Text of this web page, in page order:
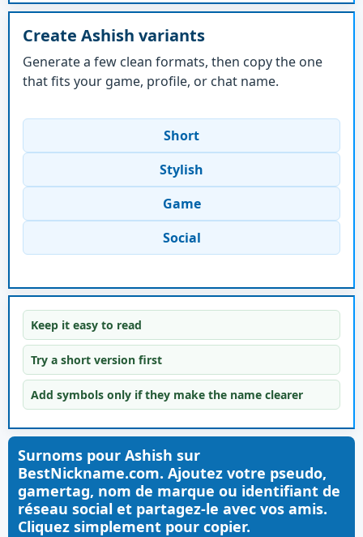
Create Ashish variants
Generate a few clean formats, then copy the one
that fits your game, profile, or chat name.
Short
Stylish
Game
Social
Keep it easy to read
Try a short version first
Add symbols only if they make the name clearer
Surnoms pour Ashish sur
BestNickname.com. Ajoutez votre pseudo,
gamertag, nom de marque ou identifiant de
réseau social et partagez-le avec vos amis.
Cliquez simplement pour copier.